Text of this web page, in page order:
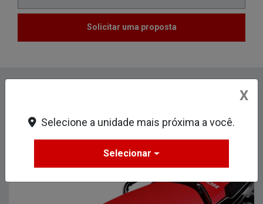
Solicitar uma proposta
Informações sobre Honda XR300L Tornado
Design Segurança 1 Seguranca Tecnologia
X
Selecione a unidade mais próxima a você.
Selecionar